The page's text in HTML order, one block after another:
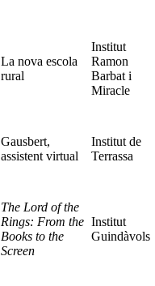
La nova escola
rural
Institut
Ramon
Barbat i
Miracle
Gausbert,
assistent virtual
Institut de
Terrassa
The Lord of the
Rings: From the
Books to the
Screen
Institut
Guindàvols